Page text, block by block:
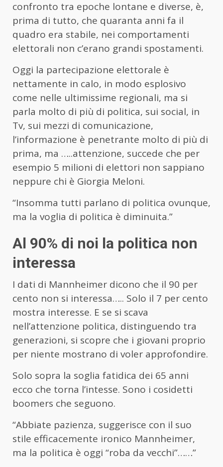
confronto tra epoche lontane e diverse, è,
prima di tutto, che quaranta anni fa il
quadro era stabile, nei comportamenti
elettorali non c’erano grandi spostamenti.
Oggi la partecipazione elettorale è
nettamente in calo, in modo esplosivo
come nelle ultimissime regionali, ma si
parla molto di più di politica, sui social, in
Tv, sui mezzi di comunicazione,
l’informazione è penetrante molto di più di
prima, ma …..attenzione, succede che per
esempio 5 milioni di elettori non sappiano
neppure chi è Giorgia Meloni.
“Insomma tutti parlano di politica ovunque,
ma la voglia di politica è diminuita.”
Al 90% di noi la politica non
interessa
I dati di Mannheimer dicono che il 90 per
cento non si interessa….. Solo il 7 per cento
mostra interesse. E se si scava
nell’attenzione politica, distinguendo tra
generazioni, si scopre che i giovani proprio
per niente mostrano di voler approfondire.
Solo sopra la soglia fatidica dei 65 anni
ecco che torna l’intesse. Sono i cosidetti
boomers che seguono.
“Abbiate pazienza, suggerisce con il suo
stile efficacemente ironico Mannheimer,
ma la politica è oggi “roba da vecchi”……”